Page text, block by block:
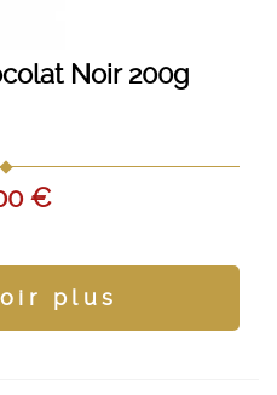
Noir 200g
€
plus